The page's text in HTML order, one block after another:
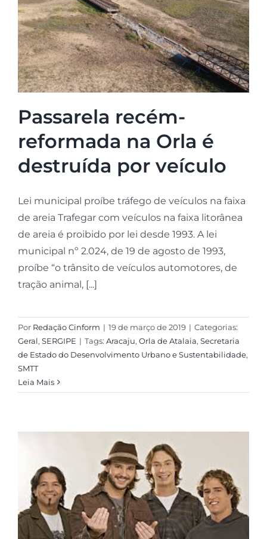
Passarela recém-
reformada na Orla é
destruída por veículo
Lei municipal proíbe tráfego de veículos na faixa
de areia Trafegar com veículos na faixa litorânea
de areia é proibido por lei desde 1993. A lei
municipal nº 2.024, de 19 de agosto de 1993,
proíbe “o trânsito de veículos automotores, de
tração animal, [...]
Por Redação Cinform | 19 de março de 2019 | Categorias:
Geral, SERGIPE | Tags: Aracaju, Orla de Atalaia, Secretaria
de Estado do Desenvolvimento Urbano e Sustentabilidade,
SMTT
Leia Mais